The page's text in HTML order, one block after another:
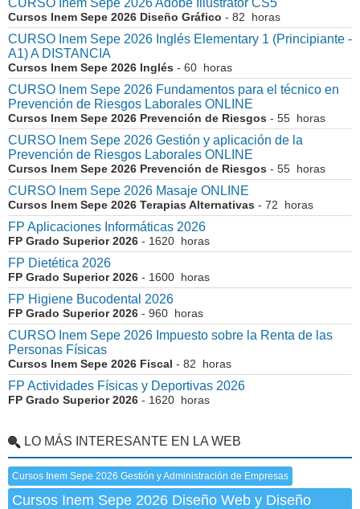
CURSO Inem Sepe 2026 Adobe Illustrator CS5
Cursos Inem Sepe 2026 Diseño Gráfico - 82 horas
CURSO Inem Sepe 2026 Inglés Elementary 1 (Principiante -
A1) A DISTANCIA
Cursos Inem Sepe 2026 Inglés - 60 horas
CURSO Inem Sepe 2026 Fundamentos para el técnico en
Prevención de Riesgos Laborales ONLINE
Cursos Inem Sepe 2026 Prevención de Riesgos - 55 horas
CURSO Inem Sepe 2026 Gestión y aplicación de la
Prevención de Riesgos Laborales ONLINE
Cursos Inem Sepe 2026 Prevención de Riesgos - 55 horas
CURSO Inem Sepe 2026 Masaje ONLINE
Cursos Inem Sepe 2026 Terapias Alternativas - 72 horas
FP Aplicaciones Informáticas 2026
FP Grado Superior 2026 - 1620 horas
FP Dietética 2026
FP Grado Superior 2026 - 1600 horas
FP Higiene Bucodental 2026
FP Grado Superior 2026 - 960 horas
CURSO Inem Sepe 2026 Impuesto sobre la Renta de las
Personas Físicas
Cursos Inem Sepe 2026 Fiscal - 82 horas
FP Actividades Físicas y Deportivas 2026
FP Grado Superior 2026 - 1620 horas
LO MÁS INTERESANTE EN LA WEB
Cursos Inem Sepe 2026 Gestión y Administración de Empresas
Cursos Inem Sepe 2026 Diseño Web y Diseño